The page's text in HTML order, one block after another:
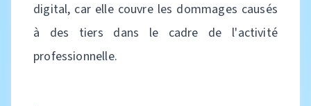
digital, car elle couvre les dommages causés
à des tiers dans le cadre de l'activité
professionnelle.